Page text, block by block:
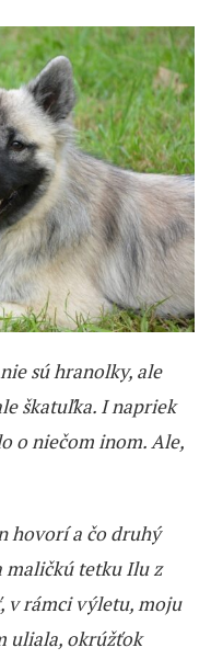
sú hranolky, ale
škatuľka. I napriek
o niečom inom. Ale,
hovorí a čo druhý
maličkú tetku Ilu z
v rámci výletu, moju
uliala, okrúžťok